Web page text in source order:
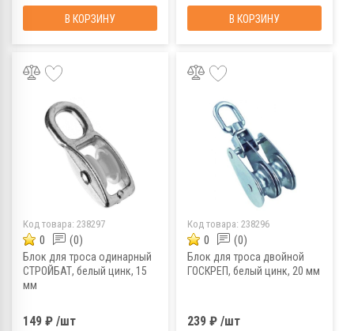
В КОРЗИНУ В КОРЗИНУ
Код товара: 238297
0 (0)
Блок для троса одинарный
СТРОЙБАТ, белый цинк, 15
мм
149 ₽ /шт
Код товара: 238296
0 (0)
Блок для троса двойной
ГОСКРЕП, белый цинк, 20 мм
239 ₽ /шт